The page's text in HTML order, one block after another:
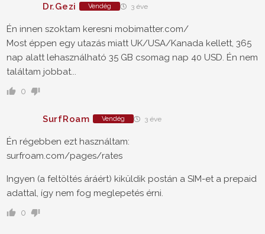
Dr.Gezi Vendég 3 éve
Én innen szoktam keresni mobimatter.com/
Most éppen egy utazás miatt UK/USA/Kanada kellett, 365
nap alatt lehasználható 35 GB csomag nap 40 USD. Én nem
találtam jobbat...
0
SurfRoam Vendég 3 éve
Én régebben ezt használtam:
surfroam.com/pages/rates
Ingyen (a feltöltés áráért) kiküldik postán a SIM-et a prepaid
adattal, így nem fog meglepetés érni.
0